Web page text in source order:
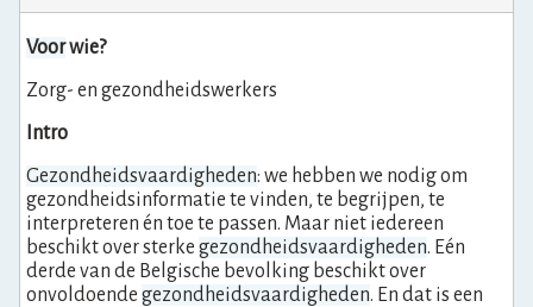
Voorwie?
Zorg- en gezondheidswerkers
Intro
Gezondheidsvaardigheden: we hebben we nodig om
gezondheidsinformatie te vinden, te begrijpen, te
interpreteren én toe te passen. Maar niet iedereen
beschikt over sterke gezondheidsvaardigheden. Eén
derde van de Belgische bevolking beschikt over
onvoldoende gezondheidsvaardigheden. En dat is een